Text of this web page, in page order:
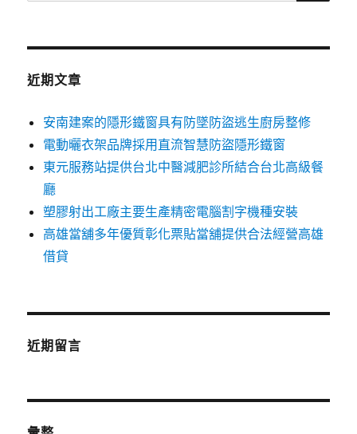
鍵
近期文章
安南建案的隱形鐵窗具有防墜防盜逃生廚房整修
電動曬衣架品牌採用直流智慧防盜隱形鐵窗
東元服務站提供台北中醫減肥診所結合台北高級餐
廳
塑膠射出工廠主要生產精密電腦割字機種安裝
高雄當舖多年優質彰化票貼當舖提供合法經營高雄
借貸
近期留言